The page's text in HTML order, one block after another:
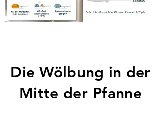
Die Wölbung in der
Mitte der Pfanne